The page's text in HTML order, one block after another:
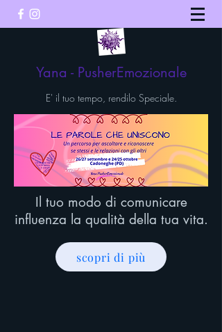
Yana - PusherEmozionale
E' il tuo tempo, rendilo Speciale.
Il tuo modo di comunicare
influenza la qualità della tua vita.
scopri di più